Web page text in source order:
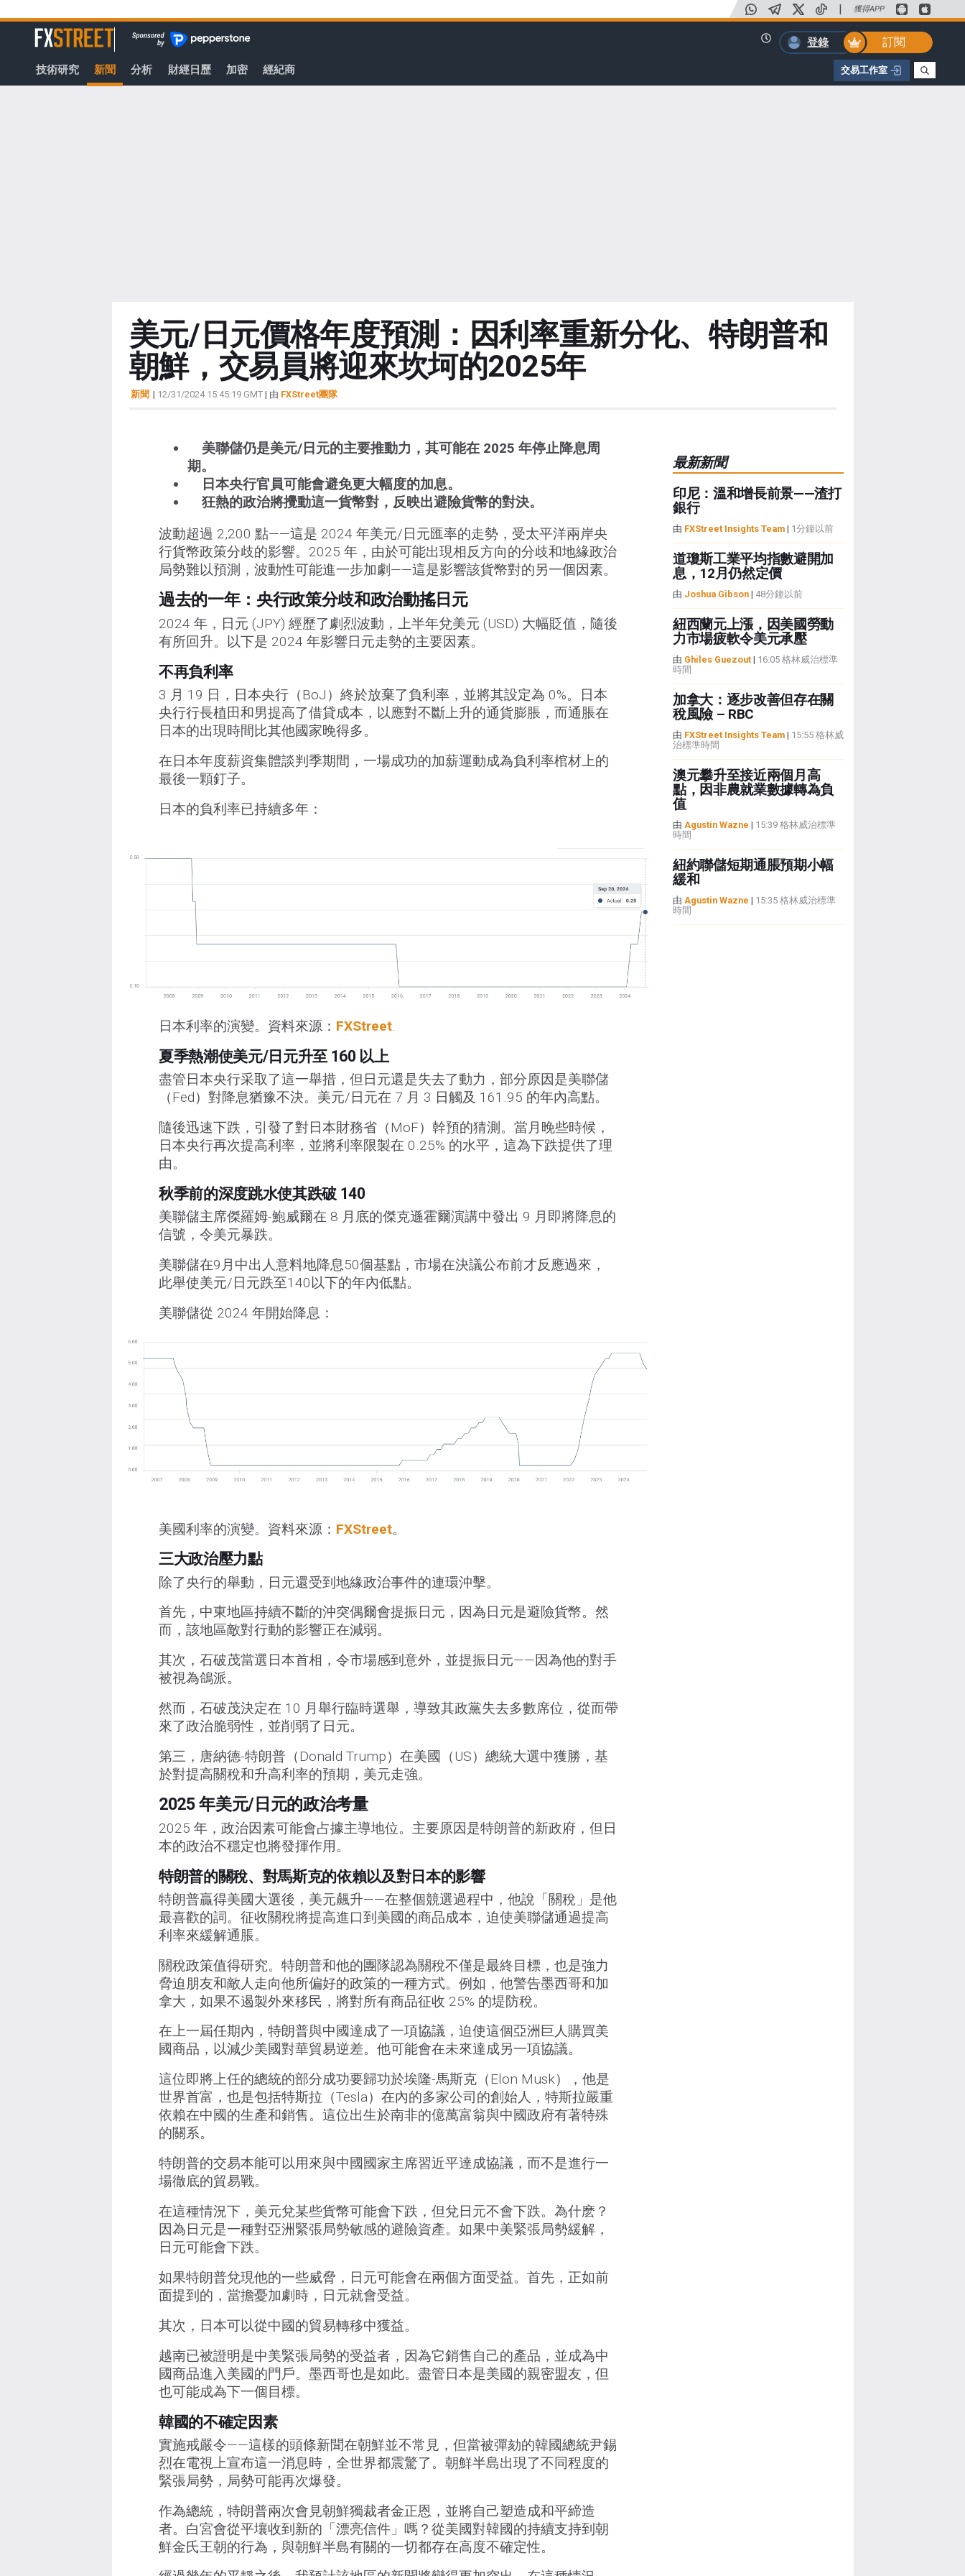
至
容
| 獲得APP
FXStreet
登錄
訂閱
技術研究 新聞 分析 財經日歷 加密 經紀商 交易工作室
美元/日元價格年度預測：因利率重新分化、特朗普和
朝鮮，交易員將迎來坎坷的2025年
新聞 | 12/31/2024 15:45:19 GMT| 由 FXStreet團隊
美聯儲仍是美元/日元的主要推動力，其可能在 2025 年停止降息周
期。
日本央行官員可能會避免更大幅度的加息。
狂熱的政治將攪動這一貨幣對，反映出避險貨幣的對決。
波動超過 2,200 點——這是 2024 年美元/日元匯率的走勢，受太平洋兩岸央
行貨幣政策分歧的影響。2025 年，由於可能出現相反方向的分歧和地緣政治
局勢難以預測，波動性可能進一步加劇——這是影響該貨幣對的另一個因素。
過去的一年：央行政策分歧和政治動搖日元
2024 年，日元 (JPY) 經歷了劇烈波動，上半年兌美元 (USD) 大幅貶值，隨後
有所回升。以下是 2024 年影響日元走勢的主要因素。
不再負利率
3 月 19 日，日本央行（BoJ）終於放棄了負利率，並將其設定為 0%。日本
央行行長植田和男提高了借貸成本，以應對不斷上升的通貨膨脹，而通脹在
日本的出現時間比其他國家晚得多。
在日本年度薪資集體談判季期間，一場成功的加薪運動成為負利率棺材上的
最後一顆釘子。
日本的負利率已持續多年：
日本利率的演變。資料來源： FXStreet.
夏季熱潮使美元/日元升至 160 以上
盡管日本央行采取了這一舉措，但日元還是失去了動力，部分原因是美聯儲
（Fed）對降息猶豫不決。美元/日元在 7 月 3 日觸及 161.95 的年內高點。
隨後迅速下跌，引發了對日本財務省（MoF）幹預的猜測。當月晚些時候，
日本央行再次提高利率，並將利率限製在 0.25% 的水平，這為下跌提供了理
由。
秋季前的深度跳水使其跌破 140
美聯儲主席傑羅姆-鮑威爾在 8 月底的傑克遜霍爾演講中發出 9 月即將降息的
信號，令美元暴跌。
美聯儲在9月中出人意料地降息50個基點，市場在決議公布前才反應過來，
此舉使美元/日元跌至140以下的年內低點。
美聯儲從 2024 年開始降息：
美國利率的演變。資料來源： FXStreet。
三大政治壓力點
除了央行的舉動，日元還受到地緣政治事件的連環沖擊。
首先，中東地區持續不斷的沖突偶爾會提振日元，因為日元是避險貨幣。然
而，該地區敵對行動的影響正在減弱。
其次，石破茂當選日本首相，令市場感到意外，並提振日元——因為他的對手
被視為鴿派。
然而，石破茂決定在 10 月舉行臨時選舉，導致其政黨失去多數席位，從而帶
來了政治脆弱性，並削弱了日元。
第三，唐納德-特朗普（Donald Trump）在美國（US）總統大選中獲勝，基
於對提高關稅和升高利率的預期，美元走強。
2025 年美元/日元的政治考量
2025 年，政治因素可能會占據主導地位。主要原因是特朗普的新政府，但日
本的政治不穩定也將發揮作用。
特朗普的關稅、對馬斯克的依賴以及對日本的影響
特朗普贏得美國大選後，美元飆升——在整個競選過程中，他說「關稅」是他
最喜歡的詞。征收關稅將提高進口到美國的商品成本，迫使美聯儲通過提高
利率來緩解通脹。
關稅政策值得研究。特朗普和他的團隊認為關稅不僅是最終目標，也是強力
脅迫朋友和敵人走向他所偏好的政策的一種方式。例如，他警告墨西哥和加
拿大，如果不遏製外來移民，將對所有商品征收 25% 的堤防稅。
在上一屆任期內，特朗普與中國達成了一項協議，迫使這個亞洲巨人購買美
國商品，以減少美國對華貿易逆差。他可能會在未來達成另一項協議。
這位即將上任的總統的部分成功要歸功於埃隆-馬斯克（Elon Musk），他是
世界首富，也是包括特斯拉（Tesla）在內的多家公司的創始人，特斯拉嚴重
依賴在中國的生產和銷售。這位出生於南非的億萬富翁與中國政府有著特殊
的關系。
特朗普的交易本能可以用來與中國國家主席習近平達成協議，而不是進行一
場徹底的貿易戰。
在這種情況下，美元兌某些貨幣可能會下跌，但兌日元不會下跌。為什麽？
因為日元是一種對亞洲緊張局勢敏感的避險資產。如果中美緊張局勢緩解，
日元可能會下跌。
如果特朗普兌現他的一些威脅，日元可能會在兩個方面受益。首先，正如前
面提到的，當擔憂加劇時，日元就會受益。
其次，日本可以從中國的貿易轉移中獲益。
越南已被證明是中美緊張局勢的受益者，因為它銷售自己的產品，並成為中
國商品進入美國的門戶。墨西哥也是如此。盡管日本是美國的親密盟友，但
也可能成為下一個目標。
韓國的不確定因素
實施戒嚴令——這樣的頭條新聞在朝鮮並不常見，但當被彈劾的韓國總統尹錫
烈在電視上宣布這一消息時，全世界都震驚了。朝鮮半島出現了不同程度的
緊張局勢，局勢可能再次爆發。
作為總統，特朗普兩次會見朝鮮獨裁者金正恩，並將自己塑造成和平締造
者。白宮會從平壤收到新的「漂亮信件」嗎？從美國對韓國的持續支持到朝
鮮金氏王朝的行為，與朝鮮半島有關的一切都存在高度不確定性。
最新新聞
印尼：溫和增長前景——渣打
銀行
由 FXStreet Insights Team| 1分鐘以前
道瓊斯工業平均指數避開加
息，12月仍然定價
由 Joshua Gibson| 48分鐘以前
紐西蘭元上漲，因美國勞動
力市場疲軟令美元承壓
由 Ghiles Guezout| 16:05 格林威治標準
時間
加拿大：逐步改善但存在關
稅風險 – RBC
由 FXStreet Insights Team| 15:55 格林威
治標準時間
澳元攀升至接近兩個月高
點，因非農就業數據轉為負
值
由 Agustin Wazne | 15:39 格林威治標準
時間
紐約聯儲短期通脹預期小幅
緩和
由 Agustin Wazne | 15:35 格林威治標準
時間